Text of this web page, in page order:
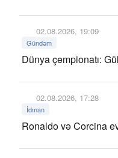
02.08.2026, 19:09
Gündəm
Dünya çempionatı:
02.08.2026, 17:28
İdman
Ronaldo və Corcina